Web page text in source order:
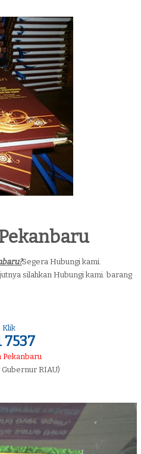
Segera Hubungi kami.
silahkan Hubungi kami. barang
Klik
7537
Pekanbaru
RIAU)